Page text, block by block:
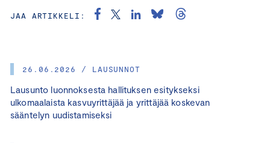
26.06.2026 / LAUSUNNOT
Lausunto luonnoksesta hallituksen esitykseksi
ulkomaalaista kasvuyrittäjää ja yrittäjää koskevan
sääntelyn uudistamiseksi
JAA ARTIKKELI: